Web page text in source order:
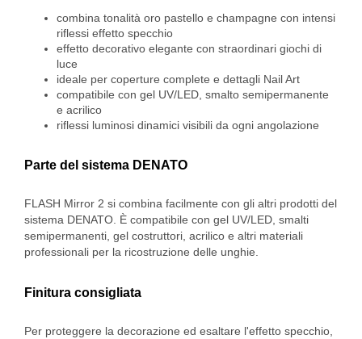
combina tonalità oro pastello e champagne con intensi
riflessi effetto specchio
effetto decorativo elegante con straordinari giochi di
luce
ideale per coperture complete e dettagli Nail Art
compatibile con gel UV/LED, smalto semipermanente
e acrilico
riflessi luminosi dinamici visibili da ogni angolazione
Parte del sistema DENATO
FLASH Mirror 2 si combina facilmente con gli altri prodotti del
sistema DENATO. È compatibile con gel UV/LED, smalti
semipermanenti, gel costruttori, acrilico e altri materiali
professionali per la ricostruzione delle unghie.
Finitura consigliata
Per proteggere la decorazione ed esaltare l'effetto specchio,